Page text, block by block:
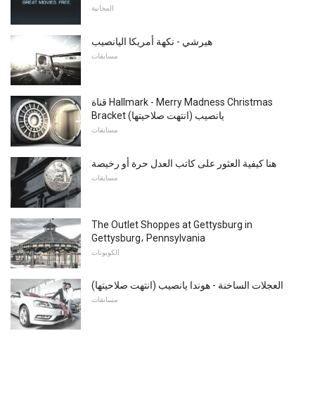
المجانية
هيرشي - نكهة أمريكا اليانصيب
مسابقات
قناة Hallmark - Merry Madness Christmas
Bracket يانصيب (انتهت صلاحيتها)
مسابقات
هنا كيفية العثور على كاتب العدل حرة أو رخيصة
مسابقات
The Outlet Shoppes at Gettysburg in
Gettysburg، Pennsylvania
الكوبونات
العجلات الساخنة - هوندا يانصيب (انتهت صلاحيتها)
مسابقات